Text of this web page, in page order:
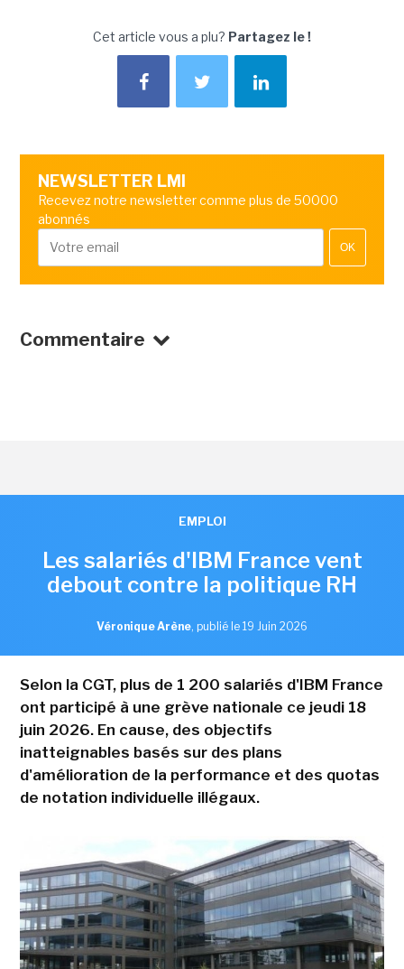
Cet article vous a plu? Partagez le !
NEWSLETTER LMI
Recevez notre newsletter comme plus de 50000
abonnés
OK
Commentaire
EMPLOI
Les salariés d'IBM France vent
debout contre la politique RH
Véronique Arène, publié le 19 Juin 2026
Selon la CGT, plus de 1 200 salariés d'IBM France
ont participé à une grève nationale ce jeudi 18
juin 2026. En cause, des objectifs
inatteignables basés sur des plans
d'amélioration de la performance et des quotas
de notation individuelle illégaux.